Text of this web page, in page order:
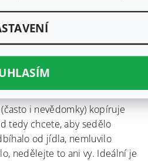
správně stolovat?
až až, vypíchnu ty zásadní:
i nevědomky) kopíruje
tedy chcete, aby sedělo
od jídla, nemluvilo
nedělejte to ani vy. Ideální je